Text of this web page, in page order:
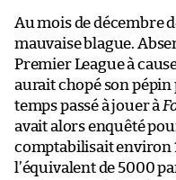
Au mois de décembre
mauvaise blague.
Premier League à
aurait chopé son pépin
temps passé à jouer à
avait alors enquêté
comptabilisait environ
l’équivalent de 5000